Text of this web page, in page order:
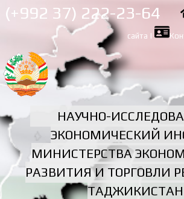
Перейти к
основному
содержанию
(+992 37) 222-23-64
сайта |
НАУЧНО-
ЭКОНОМИЧЕСКИЙ
МИНИСТЕРСТВА
РАЗВИТИЯ И ТОРГОВЛИ
ТАДЖИКИСТАН